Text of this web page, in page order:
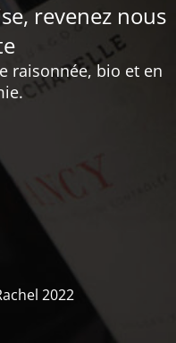
revenez nous
raisonnée, bio et en
2022